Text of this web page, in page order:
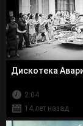
Дискотека
2:04
14 лет назад